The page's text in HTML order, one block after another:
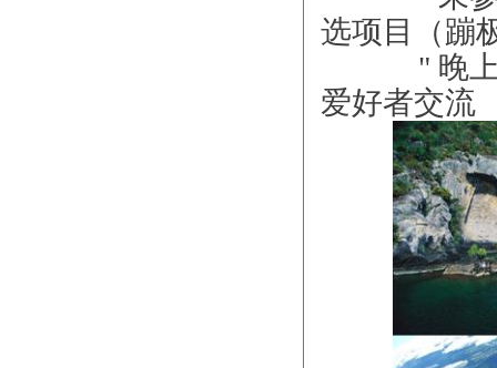
选项目（蹦
" 晚上
爱好者交流